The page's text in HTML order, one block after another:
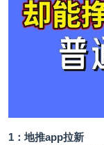
1：地推app拉新